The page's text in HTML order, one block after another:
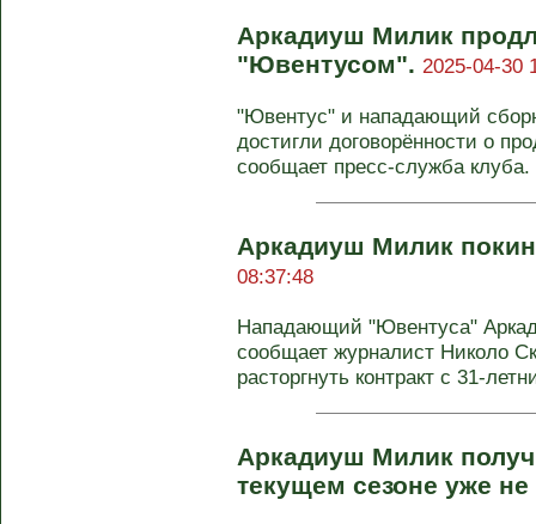
Аркадиуш Милик
"Ювентусом". 2025-04-30
"Ювентус" и нападающий
достигли договорённости о
сообщает пресс-служба клуба.
Аркадиуш Милик
08:37:48
Нападающий "Ювентуса"
сообщает журналист Николо
расторгнуть контракт с 31-
Аркадиуш Милик
текущем сезоне уже